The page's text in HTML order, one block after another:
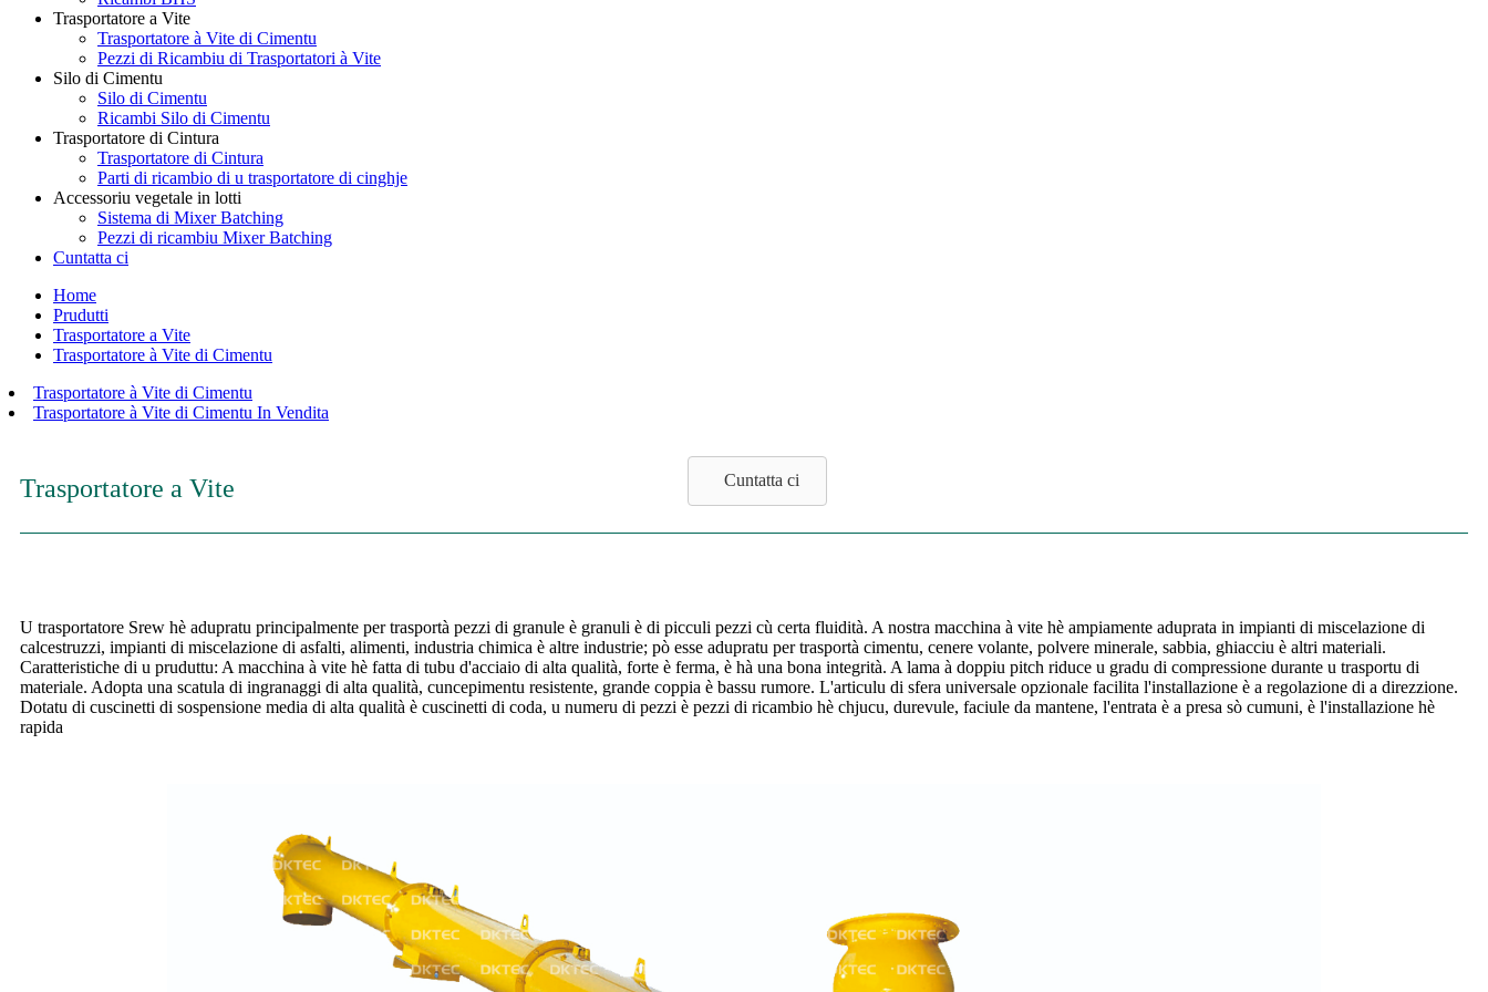
Trasportatore a Vite
Trasportatore à Vite di Cimentu
Pezzi di Ricambiu di Trasportatori à Vite
Silo di Cimentu
Silo di Cimentu
Ricambi Silo di Cimentu
Trasportatore di Cintura
Trasportatore di Cintura
Parti di ricambio di u trasportatore di cinghje
Accessoriu vegetale in lotti
Sistema di Mixer Batching
Pezzi di ricambiu Mixer Batching
Cuntatta ci
Home
Prudutti
Trasportatore a Vite
Trasportatore à Vite di Cimentu
Trasportatore à Vite di Cimentu
Trasportatore à Vite di Cimentu In Vendita
Trasportatore a Vite Cuntatta ci
U trasportatore Srew hè adupratu principalmente per trasportà pezzi di granule è granuli è di picculi pezzi cù certa fluidità. A nostra macchina à vite hè ampiamente aduprata in impianti di miscelazione di
calcestruzzi, impianti di miscelazione di asfalti, alimenti, industria chimica è altre industrie; pò esse adupratu per trasportà cimentu, cenere volante, polvere minerale, sabbia, ghiacciu è altri materiali.
Caratteristiche di u pruduttu: A macchina à vite hè fatta di tubu d'acciaio di alta qualità, forte è ferma, è hà una bona integrità. A lama à doppiu pitch riduce u gradu di compressione durante u trasportu di
materiale. Adopta una scatula di ingranaggi di alta qualità, cuncepimentu resistente, grande coppia è bassu rumore. L'articulu di sfera universale opzionale facilita l'installazione è a regolazione di a direzzione.
Dotatu di cuscinetti di sospensione media di alta qualità è cuscinetti di coda, u numeru di pezzi è pezzi di ricambio hè chjucu, durevule, faciule da mantene, l'entrata è a presa sò cumuni, è l'installazione hè
rapida